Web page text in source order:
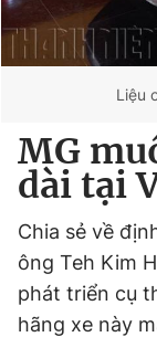
Liệu
MG
dài tại
Chia sẻ về
ông Teh Kim
phát triển cụ
hãng xe này